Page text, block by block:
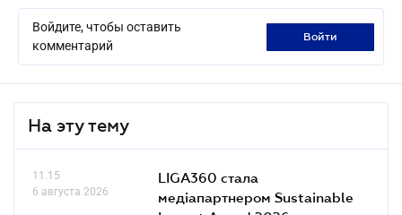
Войдите, чтобы оставить
комментарий
войти
На эту тему
11.15
6 августа 2026
LIGA360 стала
медіапартнером Sustainable